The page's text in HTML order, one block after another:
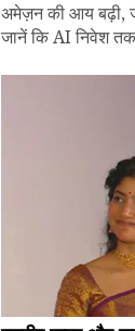
अमेज़न की आय बढ़ी,
जानें कि AI निवेश